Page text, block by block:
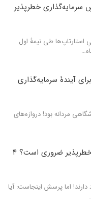
خطرپذیر
استارتاپ‌ها طی نیمهٔ اول
…
آیندهٔ سرمایه‌گذاری
مردانه بود! دروازه‌های
چرا بازاریابی دیجیتال در سرمایه‌گذاری خطرپذیر ضروری است؟ ۴
اما پرسش اینجاست: آیا